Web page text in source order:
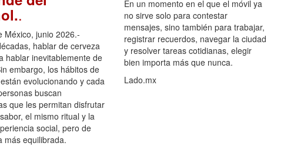
.
México, junio 2026.-
hablar de cerveza
hablar inevitablemente de
embargo, los hábitos de
evolucionando y cada
buscan
que les permitan disfrutar
el mismo ritual y la
social, pero de
más equilibrada.
En un momento en el que el móvil ya
no sirve solo para contestar
mensajes, sino también para trabajar,
registrar recuerdos, navegar la ciudad
y resolver tareas cotidianas, elegir
bien importa más que nunca.
Lado.mx